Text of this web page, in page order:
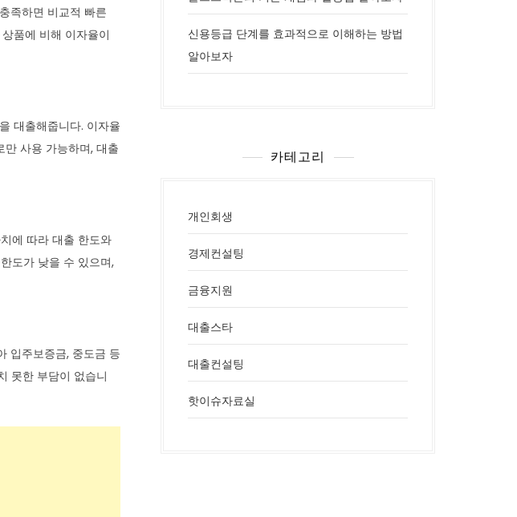
족하면 비교적 빠른
품에 비해 이자율이
대출해줍니다. 이자율
사용 가능하며, 대출
에 따라 대출 한도와
도가 낮을 수 있으며,
입주보증금, 중도금 등
못한 부담이 없습니
신용등급 단계를 효과적으로 이해하는 방법
알아보자
카테고리
개인회생
경제컨설팅
금융지원
대출스타
대출컨설팅
핫이슈자료실